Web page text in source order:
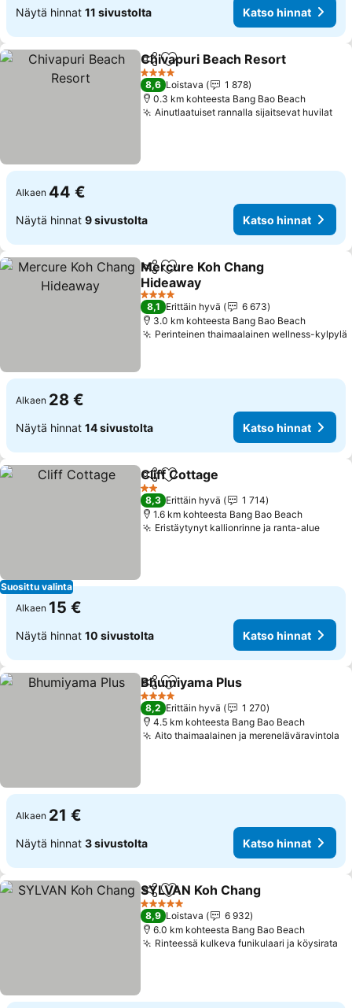
Näytä hinnat 11 sivustolta Katso hinnat
Jaa Lisää suosikkeihin
Chivapuri Beach Resort
4 Tähtiluokitus
8,6 Loistava
1 878
0.3 km kohteesta Bang Bao Beach
Ainutlaatuiset rannalla sijaitsevat huvilat
Alkaen 44 €
Näytä hinnat 9 sivustolta Katso hinnat
Jaa Lisää suosikkeihin
Mercure Koh Chang
Hideaway
Katso hinnat
4 Tähtiluokitus
8,1 Erittäin hyvä
6 673
3.0 km kohteesta Bang Bao Beach
Perinteinen thaimaalainen wellness-kylpylä
Alkaen 28 €
Näytä hinnat 14 sivustolta Katso hinnat
Suosittu valinta
Jaa Lisää suosikkeihin
Cliff Cottage
2 Tähtiluokitus
8,3 Erittäin hyvä
1 714
1.6 km kohteesta Bang Bao Beach
Eristäytynyt kallionrinne ja ranta-alue
Alkaen 15 €
Näytä hinnat 10 sivustolta Katso hinnat
Jaa Lisää suosikkeihin
Bhumiyama Plus
4 Tähtiluokitus
8,2 Erittäin hyvä
1 270
4.5 km kohteesta Bang Bao Beach
Aito thaimaalainen ja mereneläväravintola
Alkaen 21 €
Näytä hinnat 3 sivustolta Katso hinnat
Jaa Lisää suosikkeihin
SYLVAN Koh Chang
5 Tähtiluokitus
8,9 Loistava
6 932
6.0 km kohteesta Bang Bao Beach
Rinteessä kulkeva funikulaari ja köysirata